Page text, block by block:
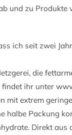
und zu Produkte
ich seit zwei
die
ihr unter
mit extrem
halbe Packung
Direkt aus